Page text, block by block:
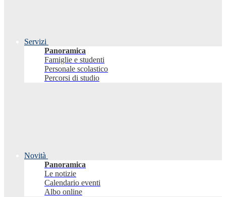
Servizi
Panoramica
Famiglie e studenti
Personale scolastico
Percorsi di studio
Novità
Panoramica
Le notizie
Calendario eventi
Albo online